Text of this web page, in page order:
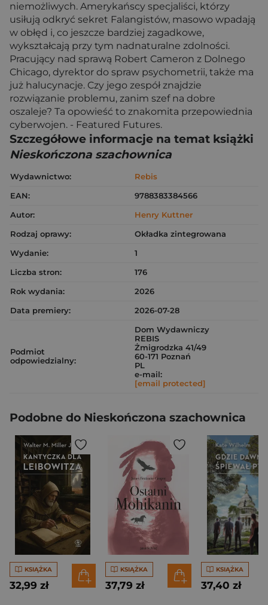
niemożliwych. Amerykańscy specjaliści, którzy
usiłują odkryć sekret Falangistów, masowo wpadają
w obłęd i, co jeszcze bardziej zagadkowe,
wykształcają przy tym nadnaturalne zdolności.
Pracujący nad sprawą Robert Cameron z Dolnego
Chicago, dyrektor do spraw psychometrii, także ma
już halucynacje. Czy jego zespół znajdzie
rozwiązanie problemu, zanim szef na dobre
oszaleje? Ta opowieść to znakomita przepowiednia
cyberwojen. - Featured Futures.
Szczegółowe informacje na temat książki
Nieskończona szachownica
Wydawnictwo:
Rebis
EAN:
9788383384566
Autor:
Henry Kuttner
Rodzaj oprawy:
Okładka zintegrowana
Wydanie:
1
Liczba stron:
176
Rok wydania:
2026
Data premiery:
2026-07-28
Podmiot
odpowiedzialny:
Dom Wydawniczy
REBIS
Żmigrodzka 41/49
60-171 Poznań
PL
e-mail:
[email protected]
Podobne do Nieskończona szachownica
KSIĄŻKA
32,99 zł
KSIĄŻKA
37,79 zł
KSIĄŻKA
37,40 zł